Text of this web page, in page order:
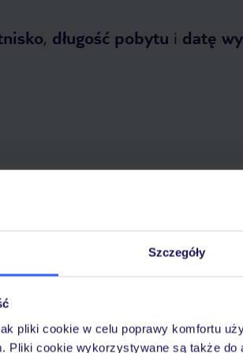
Szczegóły
pliki cookie w celu poprawy komfortu
Pliki cookie wykorzystywane są także do
, długość pobytu i datę
Dlaczego warto wybrać